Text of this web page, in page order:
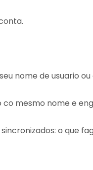
nome de usuario
mesmo nome e
o que